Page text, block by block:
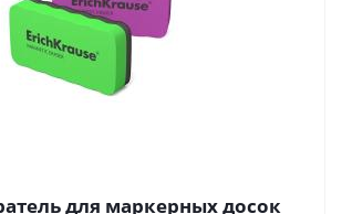
для маркерных досок